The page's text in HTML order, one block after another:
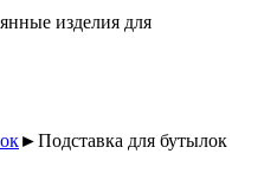
изделия для
►Подставка для бутылок